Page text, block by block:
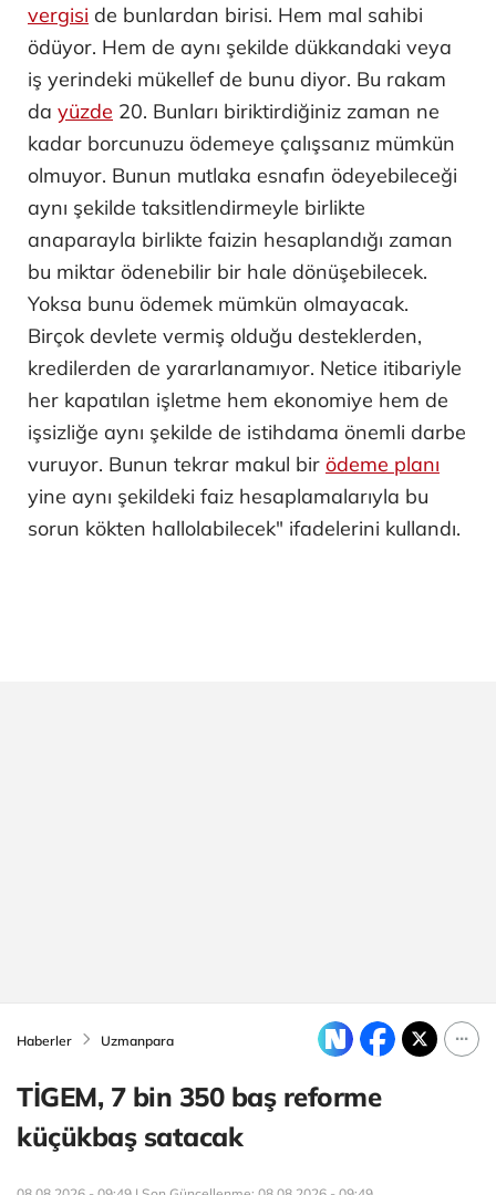
vergisi de bunlardan birisi. Hem mal sahibi
ödüyor. Hem de aynı şekilde dükkandaki veya
iş yerindeki mükellef de bunu diyor. Bu rakam
da yüzde 20. Bunları biriktirdiğiniz zaman ne
kadar borcunuzu ödemeye çalışsanız mümkün
olmuyor. Bunun mutlaka esnafın ödeyebileceği
aynı şekilde taksitlendirmeyle birlikte
anaparayla birlikte faizin hesaplandığı zaman
bu miktar ödenebilir bir hale dönüşebilecek.
Yoksa bunu ödemek mümkün olmayacak.
Birçok devlete vermiş olduğu desteklerden,
kredilerden de yararlanamıyor. Netice itibariyle
her kapatılan işletme hem ekonomiye hem de
işsizliğe aynı şekilde de istihdama önemli darbe
vuruyor. Bunun tekrar makul bir ödeme planı
yine aynı şekildeki faiz hesaplamalarıyla bu
sorun kökten hallolabilecek" ifadelerini kullandı.
Haberler Uzmanpara
TİGEM, 7 bin 350 baş reforme
küçükbaş satacak